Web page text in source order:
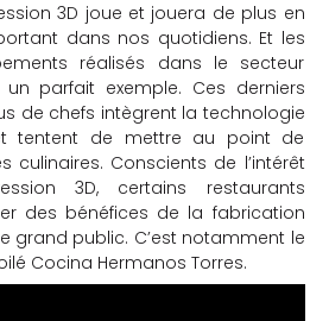
3D joue et jouera de plus en
dans nos quotidiens. Et les
réalisés dans le secteur
parfait exemple. Ces derniers
de chefs intègrent la technologie
tentent de mettre au point de
culinaires. Conscients de l’intérêt
3D, certains restaurants
des bénéfices de la fabrication
grand public. C’est notamment le
Cocina Hermanos Torres.